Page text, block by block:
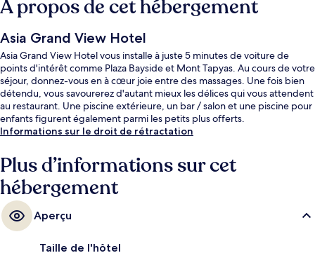
À propos de cet hébergement
Asia Grand View Hotel
Asia Grand View Hotel vous installe à juste 5 minutes de voiture de
points d'intérêt comme Plaza Bayside et Mont Tapyas. Au cours de votre
séjour, donnez-vous en à cœur joie entre des massages. Une fois bien
détendu, vous savourerez d'autant mieux les délices qui vous attendent
au restaurant. Une piscine extérieure, un bar / salon et une piscine pour
enfants figurent également parmi les petits plus offerts.
Informations sur le droit de rétractation
Plus d’informations sur cet
hébergement
Aperçu
Taille de l'hôtel